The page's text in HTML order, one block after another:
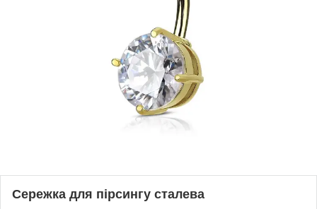
Сережка для пірсингу сталева